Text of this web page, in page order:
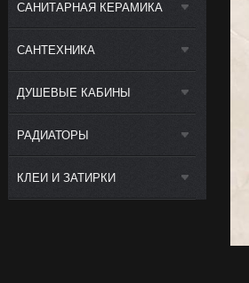
САНИТАРНАЯ КЕРАМИКА
САНТЕХНИКА
ДУШЕВЫЕ КАБИНЫ
РАДИАТОРЫ
КЛЕИ И ЗАТИРКИ